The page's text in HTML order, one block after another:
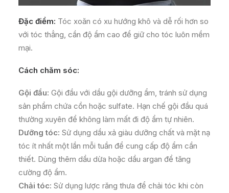
Đặc điểm: Tóc xoăn có xu hướng khô và dễ rối hơn so
với tóc thẳng, cần độ ẩm cao để giữ cho tóc luôn mềm
mại.
Cách chăm sóc:
Gội đầu: Gội đầu với dầu gội dưỡng ẩm, tránh sử dụng
sản phẩm chứa cồn hoặc sulfate. Hạn chế gội đầu quá
thường xuyên để không làm mất đi độ ẩm tự nhiên.
Dưỡng tóc: Sử dụng dầu xả giàu dưỡng chất và mặt nạ
tóc ít nhất một lần mỗi tuần để cung cấp độ ẩm cần
thiết. Dùng thêm dầu dừa hoặc dầu argan để tăng
cường độ ẩm.
Chải tóc: Sử dụng lược răng thưa để chải tóc khi còn